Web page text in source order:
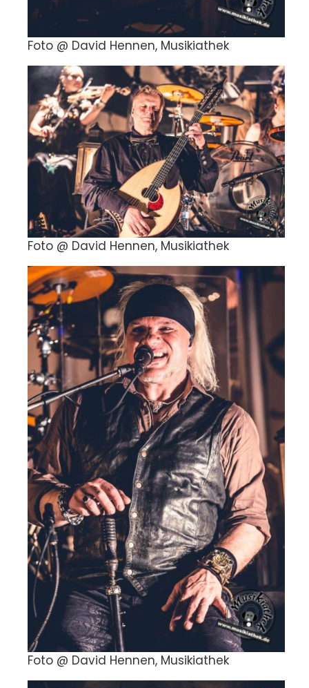
Foto @ David Hennen, Musikiathek
Foto @ David Hennen, Musikiathek
Foto @ David Hennen, Musikiathek